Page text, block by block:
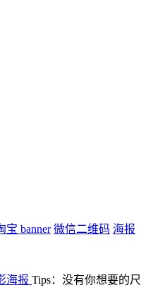
宝 banner 微信二维码 海报
海报 Tips：没有你想要的尺